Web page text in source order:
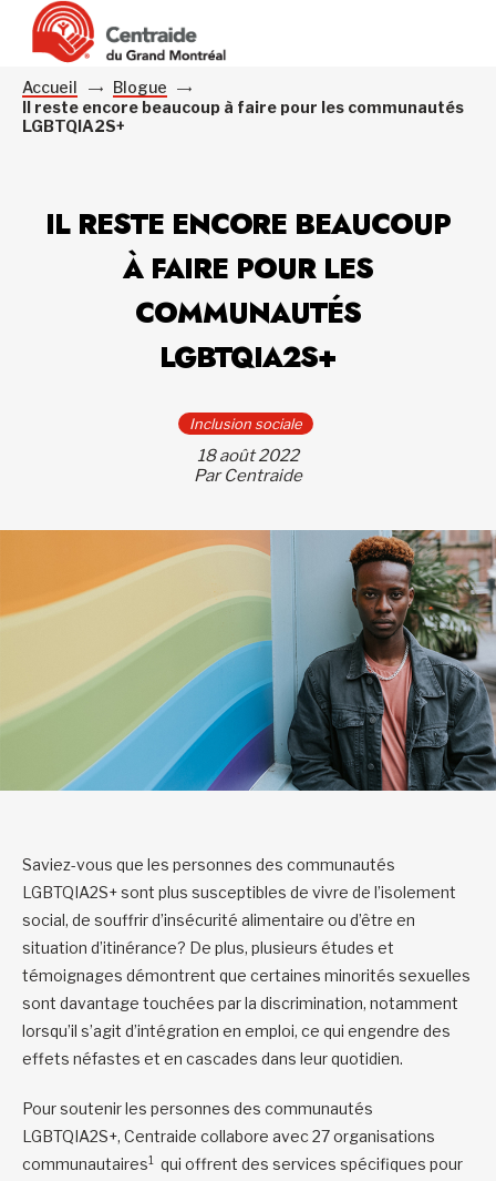
Accueil
Blogue
Il reste encore beaucoup à faire pour les communautés
LGBTQIA2S+
IL RESTE ENCORE BEAUCOUP
À FAIRE POUR LES
COMMUNAUTÉS
LGBTQIA2S+
Inclusion sociale
18 août 2022
Par Centraide
Saviez-vous que les personnes des communautés
LGBTQIA2S+ sont plus susceptibles de vivre de l’isolement
social, de souffrir d’insécurité alimentaire ou d’être en
situation d’itinérance? De plus, plusieurs études et
témoignages démontrent que certaines minorités sexuelles
sont davantage touchées par la discrimination, notamment
lorsqu’il s’agit d’intégration en emploi, ce qui engendre des
effets néfastes et en cascades dans leur quotidien.
Pour soutenir les personnes des communautés
LGBTQIA2S+, Centraide collabore avec 27 organisations
communautaires1 qui offrent des services spécifiques pour